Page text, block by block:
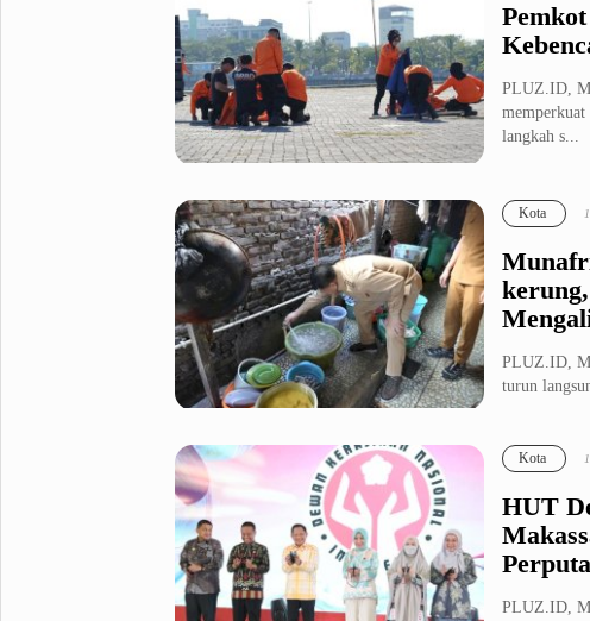
PLUZ.ID,
memperkuat
langkah s...
Kota
PLUZ.ID,
turun
HUT
Kota
PLUZ.ID,